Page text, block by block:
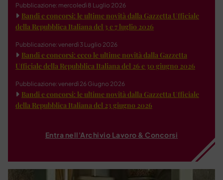
Pubblicazione: mercoledì 8 Luglio 2026
Bandi e concorsi: le ultime novità dalla Gazzetta Ufficiale
della Repubblica Italiana del 3 e 7 luglio 2026
Pubblicazione: venerdì 3 Luglio 2026
Bandi e concorsi: ecco le ultime novità dalla Gazzetta
Ufficiale della Repubblica Italiana del 26 e 30 giugno 2026
Pubblicazione: venerdì 26 Giugno 2026
Bandi e concorsi: le ultime novità dalla Gazzetta Ufficiale
della Repubblica Italiana del 23 giugno 2026
Entra nell'Archivio Lavoro & Concorsi